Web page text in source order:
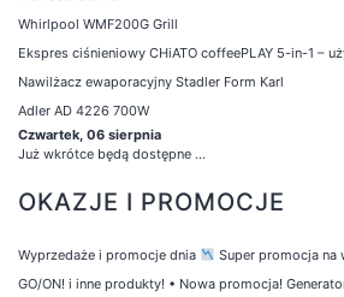
Whirlpool WMF200G Grill
Ekspres ciśnieniowy CHiATO coffeePLAY 5-in-1 –
Nawilżacz ewaporacyjny Stadler Form Karl
Adler AD 4226 700W
Czwartek, 06 sierpnia
Już wkrótce będą dostępne ...
OKAZJE I PROMOCJE
Wyprzedaże i promocje dnia
Super promocja
GO/ON! i inne produkty! • Nowa promocja!